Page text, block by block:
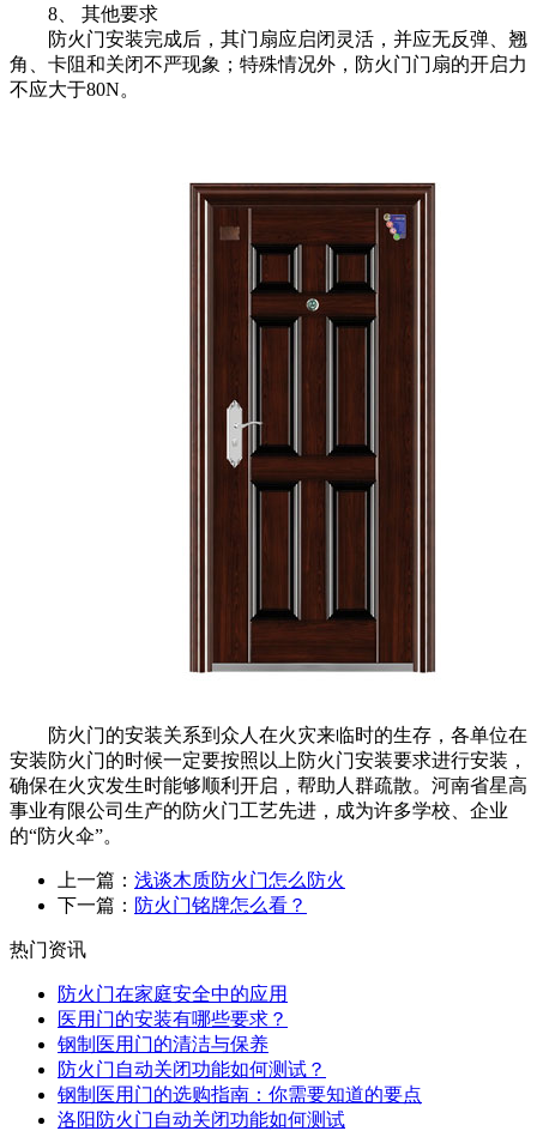
8、
其他要求
防火门安装完成后，其门扇应启闭灵活，并应无反弹、翘
角、卡阻和关闭不严现象；特殊情况外，防火门门扇的开启力
不应大于80N。
防火门的安装关系到众人在火灾来临时的生存，各单位在
安装防火门的时候一定要按照以上防火门安装要求进行安装，
确保在火灾发生时能够顺利开启，帮助人群疏散。河南省星高
事业有限公司生产的防火门工艺先进，成为许多学校、企业
的“防火伞”。
上一篇： 浅谈木质防火门怎么防火
下一篇： 防火门铭牌怎么看？
热门资讯
防火门在家庭安全中的应用
医用门的安装有哪些要求？
钢制医用门的清洁与保养
防火门自动关闭功能如何测试？
钢制医用门的选购指南：你需要知道的要点
洛阳防火门自动关闭功能如何测试